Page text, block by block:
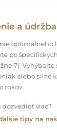
a údržba
optimálneho
po
7).
alebo silné
rokov.
dozvedieť viac?
tipy na